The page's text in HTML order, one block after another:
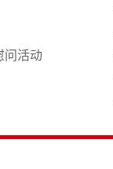
问活动